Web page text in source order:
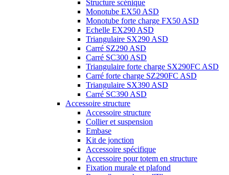
Structure scénique
Monotube EX50 ASD
Monotube forte charge FX50 ASD
Echelle EX290 ASD
Triangulaire SX290 ASD
Carré SZ290 ASD
Carré SC300 ASD
Triangulaire forte charge SX290FC ASD
Carré forte charge SZ290FC ASD
Triangulaire SX390 ASD
Carré SC390 ASD
Accessoire structure
Accessoire structure
Collier et suspension
Embase
Kit de jonction
Accessoire spécifique
Accessoire pour totem en structure
Fixation murale et plafond